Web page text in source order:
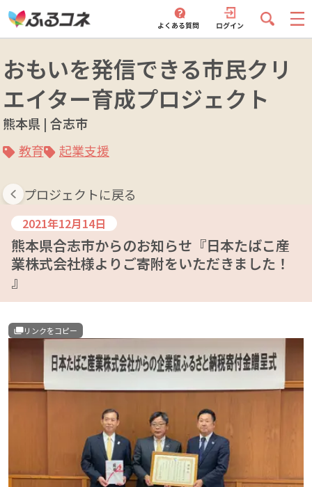
おもいを発信できる市民クリ
エイター育成プロジェクト
熊本県 | 合志市
教育
起業支援
プロジェクトに戻る
2021年12月14日
熊本県合志市からのお知らせ『日本たばこ産
業株式会社様よりご寄附をいただきました！
』
リンクをコピー